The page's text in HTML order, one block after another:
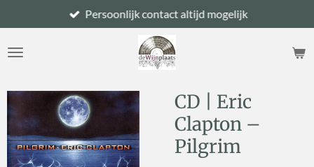
direct
naar
Persoonlijk contact altijd mogelijk
CD | Eric
Clapton –
Pilgrim